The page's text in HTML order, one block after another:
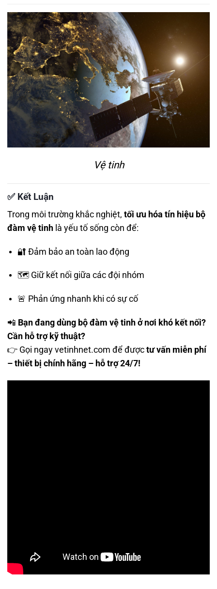
Vệ tinh
✅ Kết Luận
Trong môi trường khắc nghiệt, tối ưu hóa tín hiệu bộ
đàm vệ tinh là yếu tố sống còn để:
🔐 Đảm bảo an toàn lao động
🗺️ Giữ kết nối giữa các đội nhóm
🚨 Phản ứng nhanh khi có sự cố
📲 Bạn đang dùng bộ đàm vệ tinh ở nơi khó kết nối?
Cần hỗ trợ kỹ thuật?
👉 Gọi ngay vetinhnet.com để được tư vấn miễn phí
– thiết bị chính hãng – hỗ trợ 24/7!